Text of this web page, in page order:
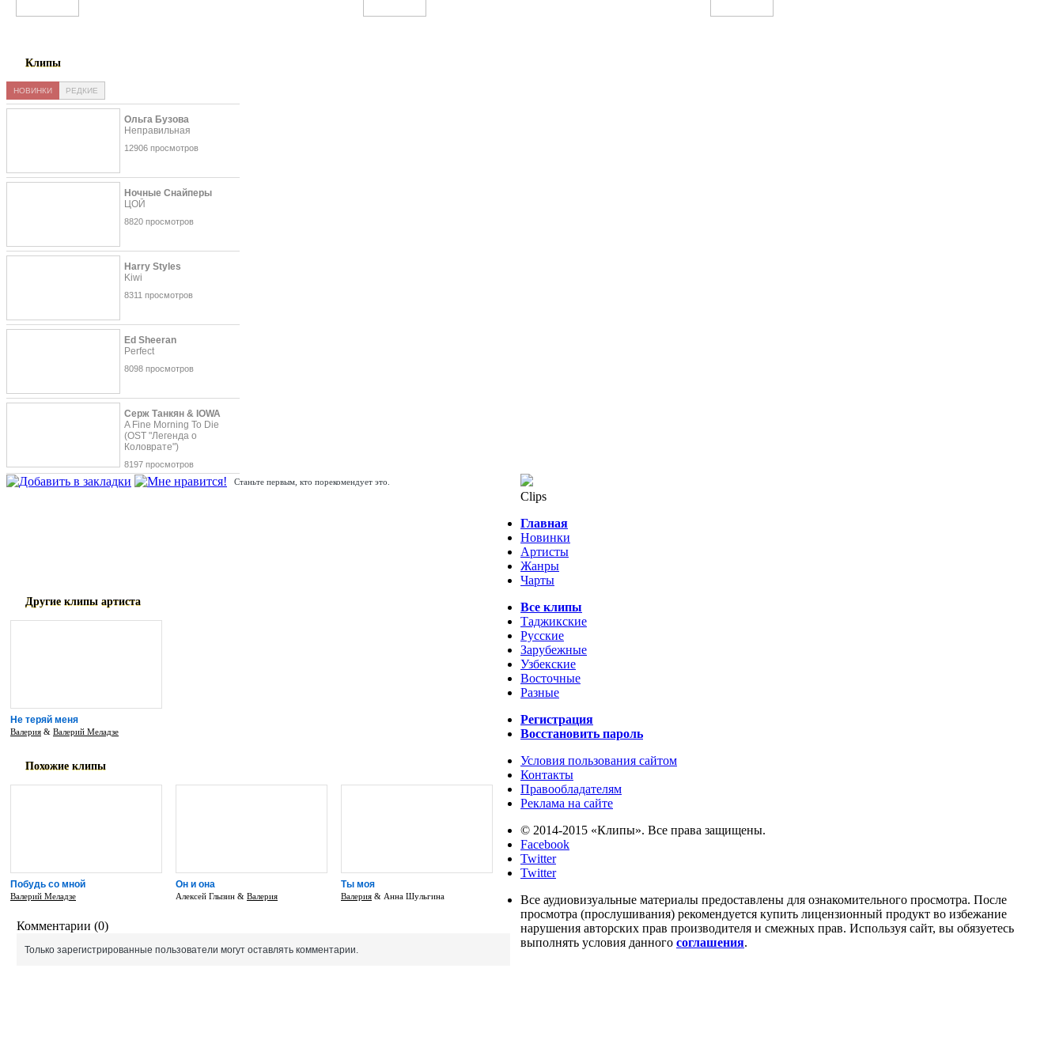
Клипы
НОВИНКИ РЕДКИЕ
Ольга Бузова
Неправильная
12906 просмотров
Ночные Снайперы
ЦОЙ
8820 просмотров
Harry Styles
Kiwi
8311 просмотров
Ed Sheeran
Perfect
8098 просмотров
Серж Танкян & IOWA
A Fine Morning To Die
(OST "Легенда о
Коловрате")
8197 просмотров
Станьте первым, кто порекомендует это.
Видеотворение Валерии и Валерия Меладзе на их совместную балладу "". Красивый и очень
Другие клипы артиста
Не теряй меня
Валерия & Валерий Меладзе
Похожие клипы
Побудь со мной
Валерий Меладзе
Он и она
Алексей Глызин & Валерия
Ты моя
Валерия & Анна Шульгина
Комментарии (0)
Только зарегистрированные пользователи могут оставлять комментарии.
Clips
Главная
Новинки
Артисты
Жанры
Чарты
Все клипы
Таджикские
Русские
Зарубежные
Узбекские
Восточные
Разные
Регистрация
Восстановить пароль
Условия пользования сайтом
Контакты
Правообладателям
Реклама на сайте
© 2014-2015 «Клипы». Все права защищены.
Facebook
Twitter
Twitter
Все аудиовизуальные материалы предоставлены для ознакомительного просмотра. После
просмотра (прослушивания) рекомендуется купить лицензионный продукт во избежание
нарушения авторских прав производителя и смежных прав. Используя сайт, вы обязуетесь
выполнять условия данного соглашения.